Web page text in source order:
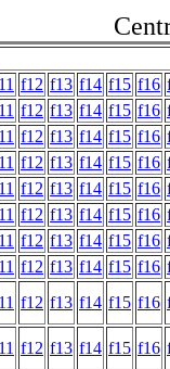
f12 f13 f14 f15 f16
f12 f13 f14 f15 f16
f12 f13 f14 f15 f16
f12 f13 f14 f15 f16
f12 f13 f14 f15 f16
f12 f13 f14 f15 f16
f12 f13 f14 f15 f16
f12 f13 f14 f15 f16
f12 f13 f14 f15 f16
f12 f13 f14 f15 f16